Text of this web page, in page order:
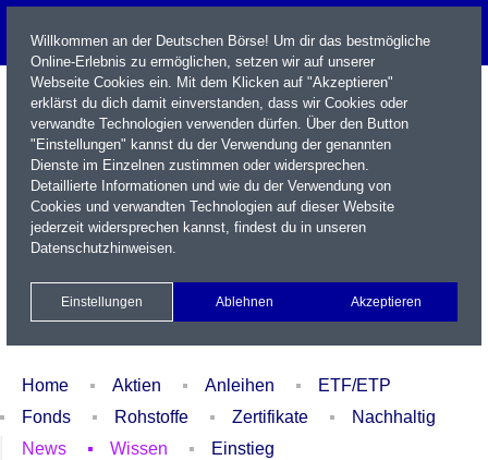
Name / WKN / ISIN / Kürzel
Xetra Realtime
Watchlist Portfolio Login
Home Aktien Anleihen
ETF/ETP
Fonds
Rohstoffe Zertifikate
Nachhaltig
News
Wissen Einstieg
Willkommen an der Deutschen Börse! Um dir das bestmögliche
Online-Erlebnis zu ermöglichen, setzen wir auf unserer
Webseite Cookies ein. Mit dem Klicken auf "Akzeptieren"
erklärst du dich damit einverstanden, dass wir Cookies oder
verwandte Technologien verwenden dürfen. Über den Button
"Einstellungen" kannst du der Verwendung der genannten
Dienste im Einzelnen zustimmen oder widersprechen.
Detaillierte Informationen und wie du der Verwendung von
Cookies und verwandten Technologien auf dieser Website
jederzeit widersprechen kannst, findest du in unseren
Datenschutzhinweisen.
Einstellungen Ablehnen Akzeptieren